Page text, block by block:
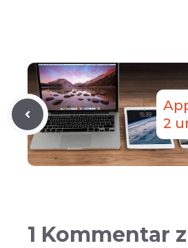
2
1 Kommentar